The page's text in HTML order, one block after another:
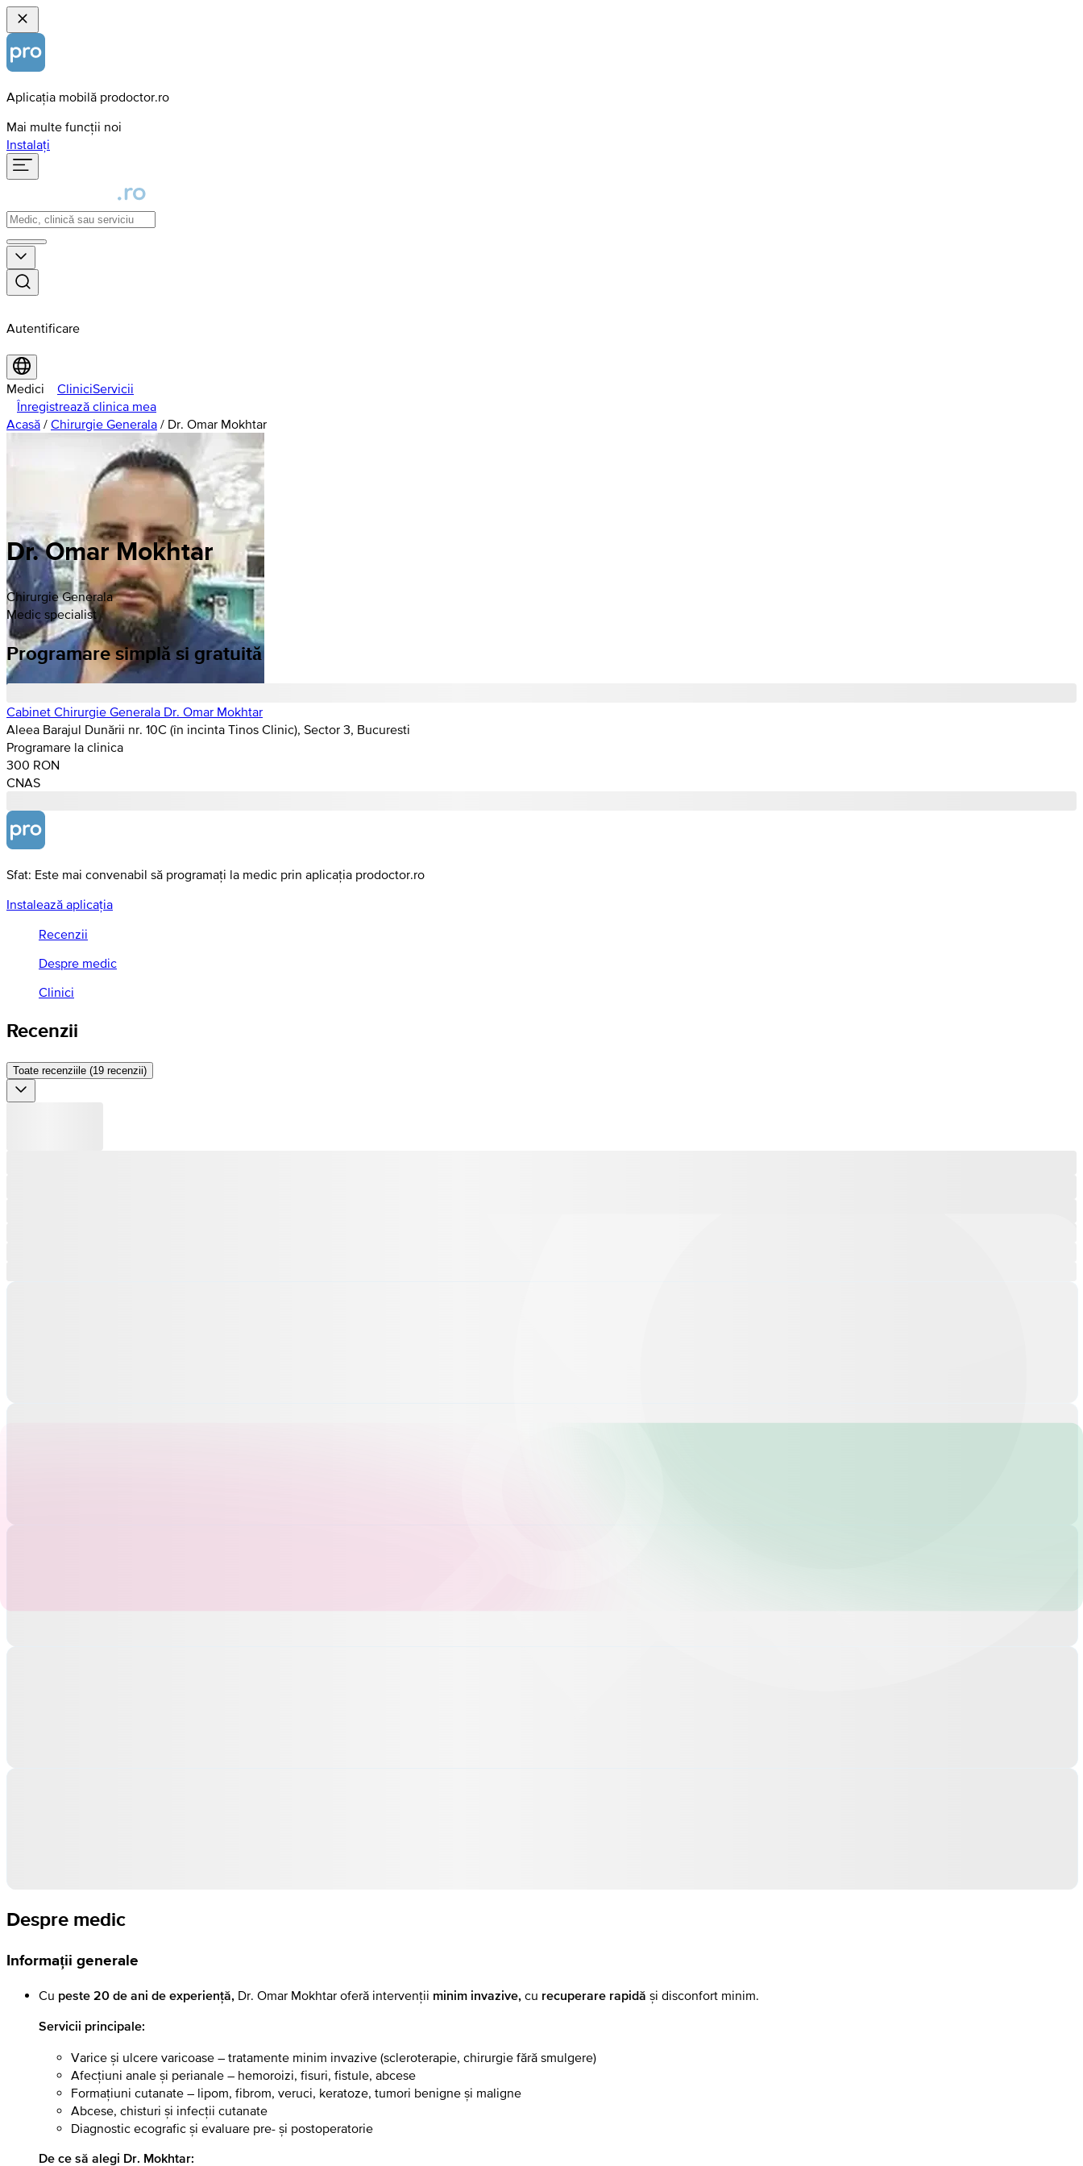
Aplicația mobilă prodoctor.ro
Mai multe funcții noi
Instalați
Autentificare
Medici CliniciServicii
Înregistrează clinica mea
Acasă / Chirurgie Generala / Dr. Omar Mokhtar
Dr. Omar Mokhtar
Chirurgie Generala
Medic specialist
Programare simplă si gratuită
Cabinet Chirurgie Generala Dr. Omar Mokhtar
Aleea Barajul Dunării nr. 10C (în incinta Tinos Clinic), Sector 3, Bucuresti
Programare la clinica
300 RON
CNAS
Sfat: Este mai convenabil să programați la medic prin aplicația prodoctor.ro
Instalează aplicația
Recenzii
Despre medic
Clinici
Recenzii
Toate recenziile (19 recenzii)
Despre medic
Informații generale
Cu peste 20 de ani de experiență, Dr. Omar Mokhtar oferă intervenții minim invazive, cu recuperare rapidă și disconfort minim.
Servicii principale:
Varice și ulcere varicoase – tratamente minim invazive (scleroterapie, chirurgie fără smulgere)
Afecțiuni anale și perianale – hemoroizi, fisuri, fistule, abcese
Formațiuni cutanate – lipom, fibrom, veruci, keratoze, tumori benigne și maligne
Abcese, chisturi și infecții cutanate
Diagnostic ecografic și evaluare pre- și postoperatorie
De ce să alegi Dr. Mokhtar: